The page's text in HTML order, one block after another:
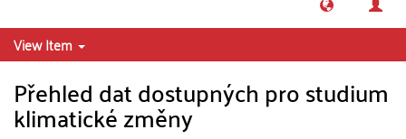
View Item
Přehled dat dostupných pro studium
klimatické změny